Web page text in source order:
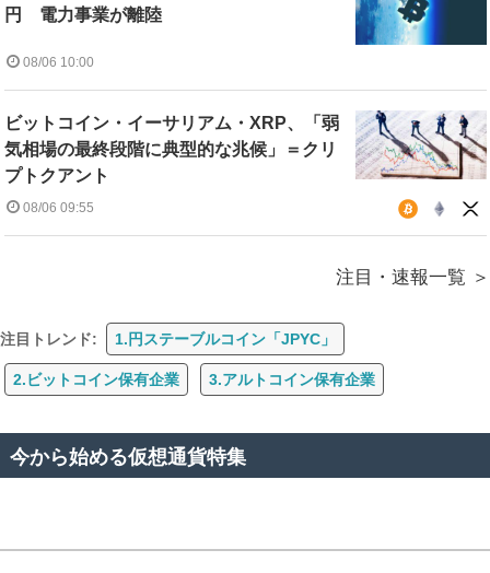
円 電力事業が離陸
08/06 10:00
ビットコイン・イーサリアム・XRP、「弱
気相場の最終段階に典型的な兆候」＝クリ
プトクアント
08/06 09:55
注目・速報一覧
注目トレンド: 1.円ステーブルコイン「JPYC」
2.ビットコイン保有企業 3.アルトコイン保有企業
今から始める仮想通貨特集